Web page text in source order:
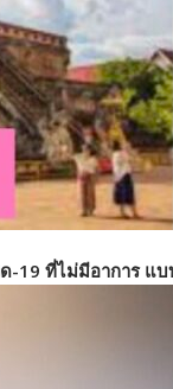
ด-19 ที่ไม่มีอาการ แ